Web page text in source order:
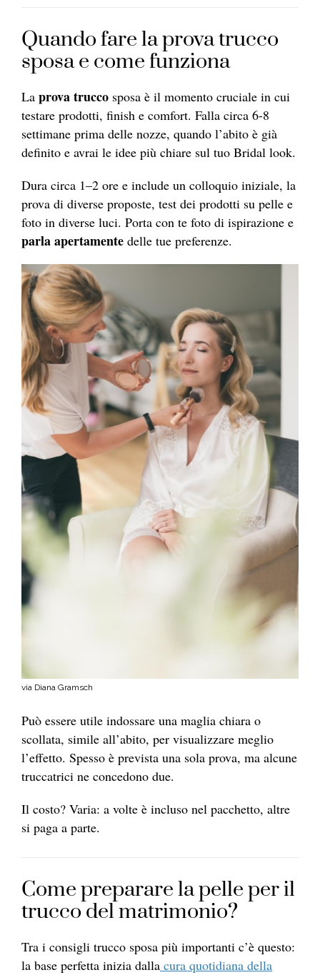
Quando fare la prova trucco
sposa e come funziona
La provatrucco sposa è il momento cruciale in cui
testare prodotti, finish e comfort. Falla circa 6-8
settimane prima delle nozze, quando l’abito è già
definito e avrai le idee più chiare sul tuo Bridal look.
Dura circa 1–2 ore e include un colloquio iniziale, la
prova di diverse proposte, test dei prodotti su pelle e
foto in diverse luci. Porta con te foto di ispirazione e
parla apertamente delle tue preferenze.
via Diana Gramsch
Può essere utile indossare una maglia chiara o
scollata, simile all’abito, per visualizzare meglio
l’effetto. Spesso è prevista una sola prova, ma alcune
truccatrici ne concedono due.
Il costo? Varia: a volte è incluso nel pacchetto, altre
si paga a parte.
Come preparare la pelle per il
trucco del matrimonio?
Tra i consigli trucco sposa più importanti c’è questo:
la base perfetta inizia dalla cura quotidiana della